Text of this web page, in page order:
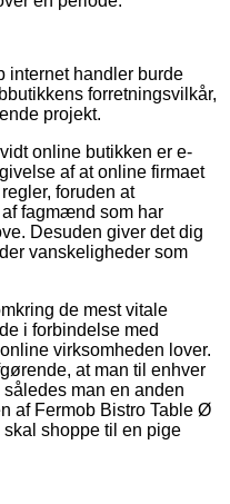
internet handler burde
forretningsvilkår,
projekt.
online butikken er e-
af at online firmaet
foruden at
fagmænd som har
Desuden giver det dig
vanskeligheder som
de mest vitale
i forbindelse med
virksomheden lover.
at man til enhver
man en anden
af Fermob Bistro Table Ø
shoppe til en pige